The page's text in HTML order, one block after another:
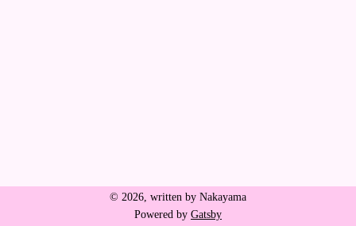
© 2026, written by Nakayama
Powered by Gatsby